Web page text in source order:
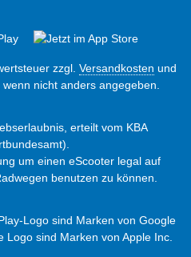
zzgl. Versandkosten und
nicht anders angegeben.
erteilt vom KBA
um einen eScooter legal auf
benutzen zu können.
Logo sind Marken von Google
Logo sind Marken von Apple Inc.